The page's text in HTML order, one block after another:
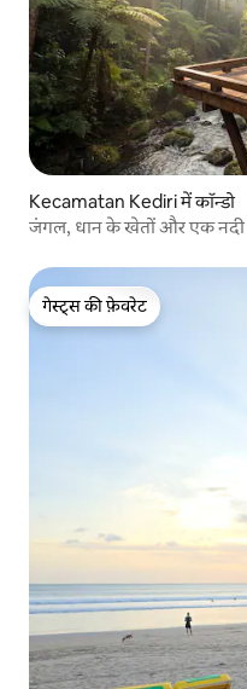
Kecamatan Kediri में कॉन्डो
जंगल, धान के खेतों और एक नदी
गेस्ट्स की फ़ेवरेट
गेस्ट्स की फ़ेवरेट